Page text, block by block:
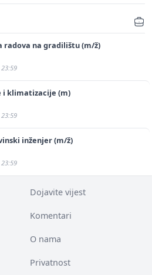
radova na gradilištu (m/ž)
klimatizacije (m)
inženjer (m/ž)
Dojavite vijest
Komentari
O nama
Privatnost